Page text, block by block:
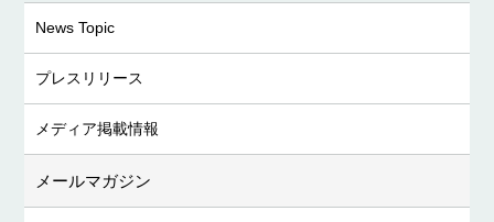
News Topic
プレスリリース
メディア掲載情報
メールマガジン